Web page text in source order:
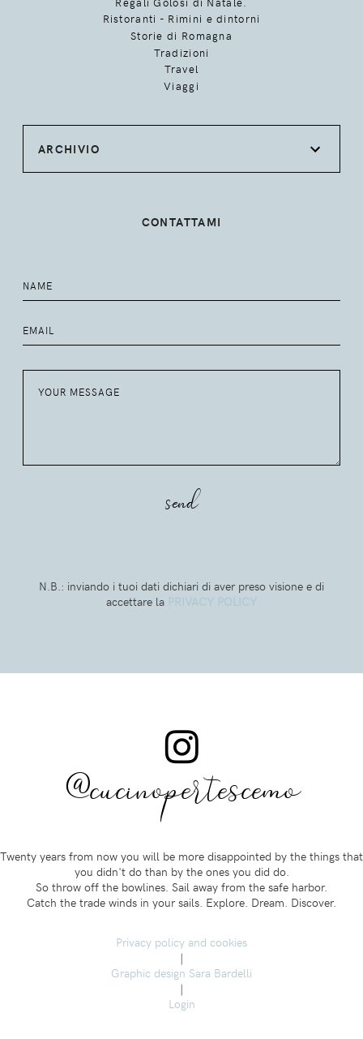
Ristoranti - Rimini e dintorni
Storie di Romagna
Tradizioni
Travel
Viaggi
ARCHIVIO
CONTATTAMI
N.B.: inviando i tuoi dati dichiari di aver preso visione e di
accettare la
@cucinopertescemo
Twenty years from now you will be more disappointed by the things that
you didn't do than by the ones you did do.
So throw off the bowlines. Sail away from the safe harbor.
Catch the trade winds in your sails. Explore. Dream. Discover.
Privacy policy and cookies
|
Graphic design Sara Bardelli
|
Login